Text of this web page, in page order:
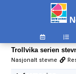
Trollvika serien
Nasjonalt stevne